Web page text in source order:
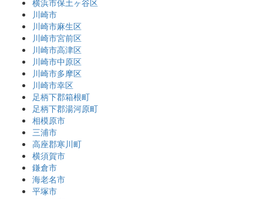
横浜市保土ヶ谷区
川崎市
川崎市麻生区
川崎市宮前区
川崎市高津区
川崎市中原区
川崎市多摩区
川崎市幸区
足柄下郡箱根町
足柄下郡湯河原町
相模原市
三浦市
高座郡寒川町
横須賀市
鎌倉市
海老名市
平塚市